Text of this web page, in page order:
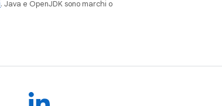
. Java e OpenJDK sono marchi o